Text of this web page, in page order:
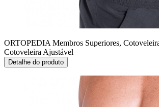
ORTOPEDIA Membros Superiores,
Cotoveleira Ajustável
Detalhe do produto